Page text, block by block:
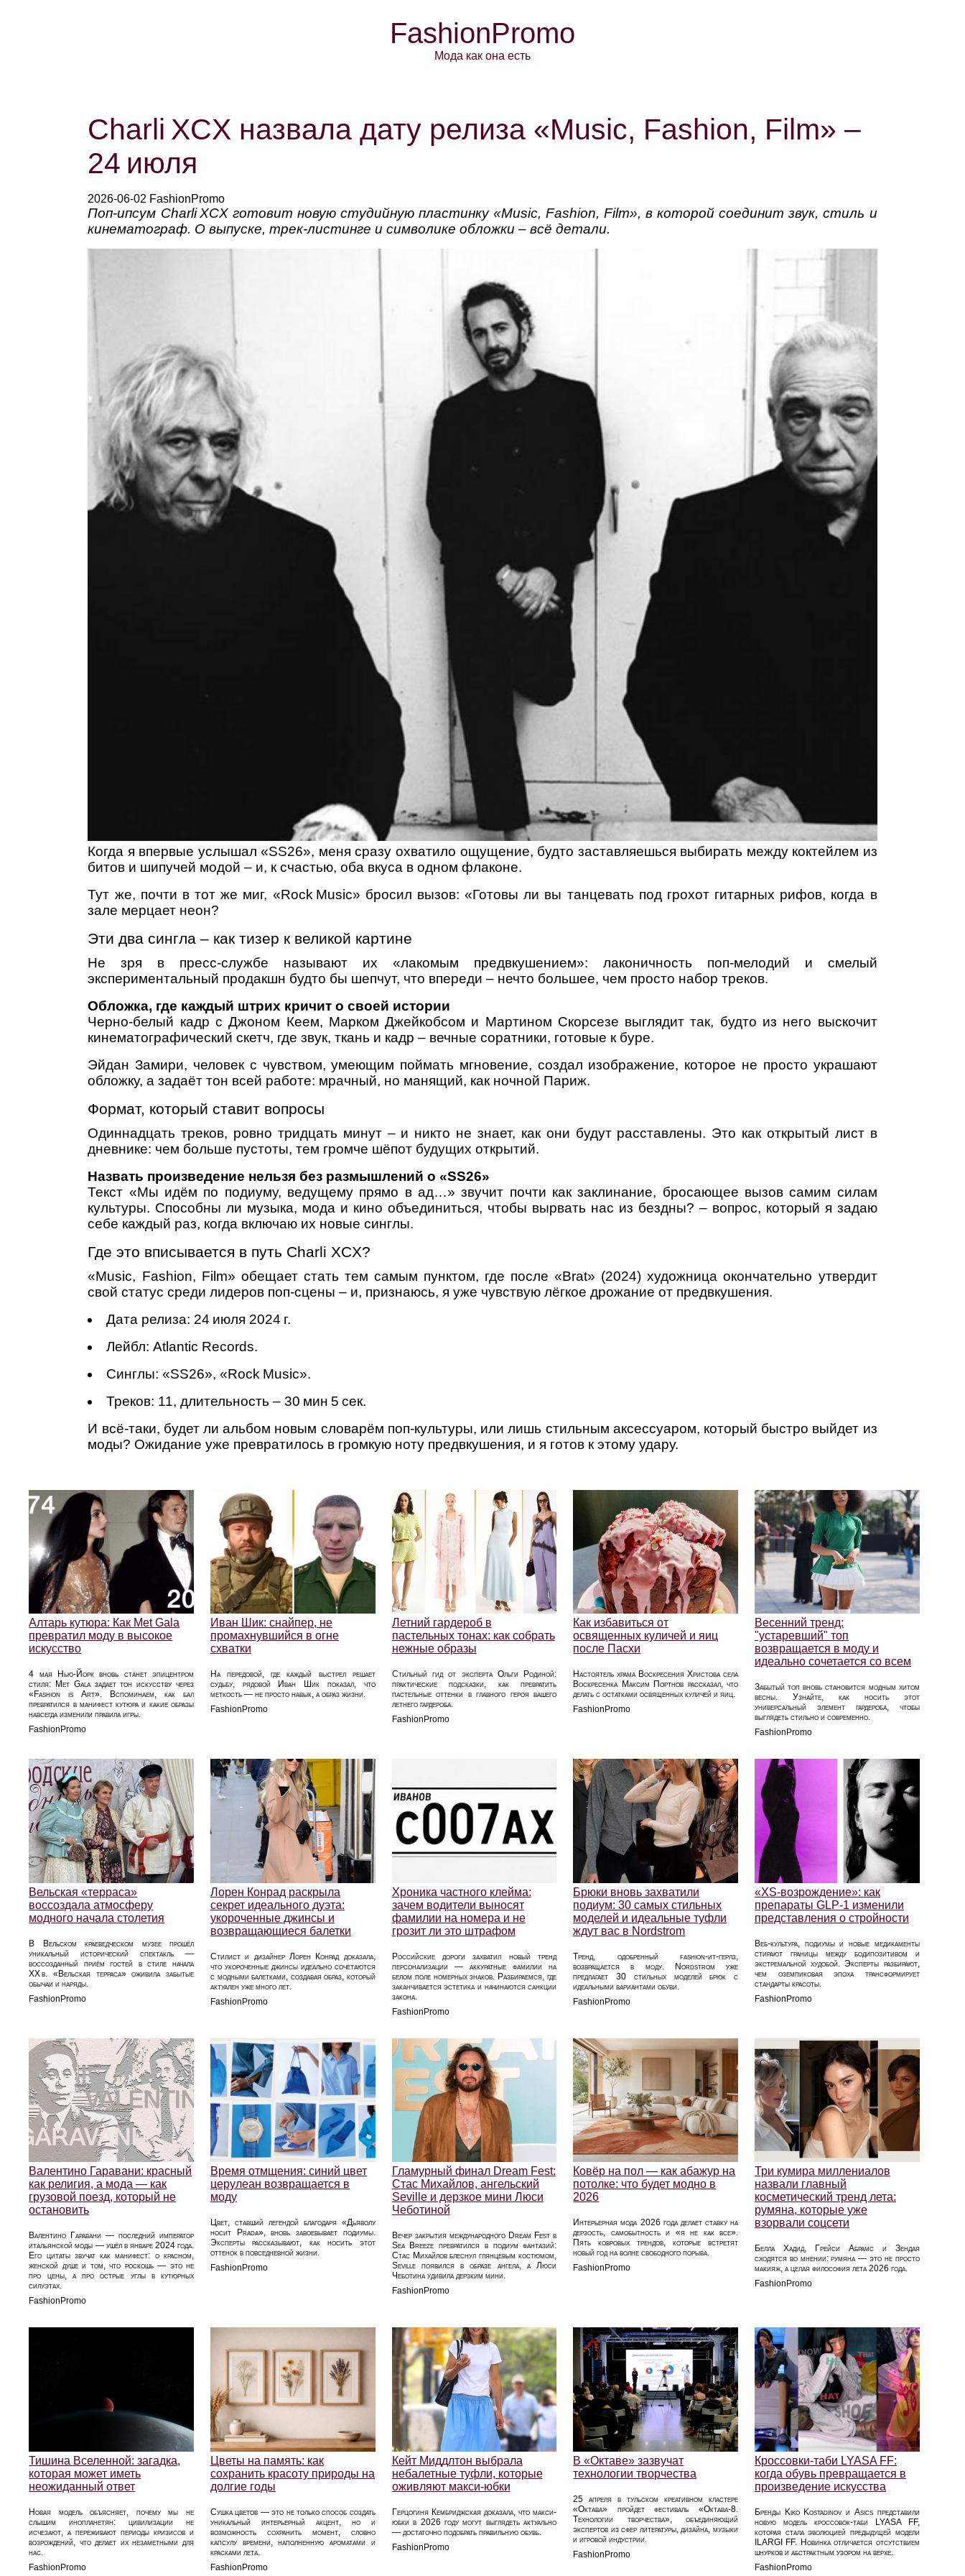
FashionPromo
Мода как она есть
Charli XCX назвала дату релиза «Music, Fashion, Film» –
24 июля
2026-06-02 FashionPromo
Поп-ипсум Charli XCX готовит новую студийную пластинку «Music, Fashion, Film», в которой соединит звук, стиль и
кинематограф. О выпуске, трек‑листинге и символике обложки – всё детали.
Когда я впервые услышал «SS26», меня сразу охватило ощущение, будто заставляешься выбирать между коктейлем из
битов и шипучей модой – и, к счастью, оба вкуса в одном флаконе.
Тут же, почти в тот же миг, «Rock Music» бросил вызов: «Готовы ли вы танцевать под грохот гитарных рифов, когда в
зале мерцает неон?
Эти два сингла – как тизер к великой картине
Не зря в пресс‑службе называют их «лакомым предвкушением»: лаконичность поп‑мелодий и смелый
экспериментальный продакшн будто бы шепчут, что впереди – нечто большее, чем просто набор треков.
Обложка, где каждый штрих кричит о своей истории
Черно‑белый кадр с Джоном Кеем, Марком Джейкобсом и Мартином Скорсезе выглядит так, будто из него выскочит
кинематографический скетч, где звук, ткань и кадр – вечные соратники, готовые к буре.
Эйдан Замири, человек с чувством, умеющим поймать мгновение, создал изображение, которое не просто украшают
обложку, а задаёт тон всей работе: мрачный, но манящий, как ночной Париж.
Формат, который ставит вопросы
Одиннадцать треков, ровно тридцать минут – и никто не знает, как они будут расставлены. Это как открытый лист в
дневнике: чем больше пустоты, тем громче шёпот будущих открытий.
Назвать произведение нельзя без размышлений о «SS26»
Текст «Мы идём по подиуму, ведущему прямо в ад…» звучит почти как заклинание, бросающее вызов самим силам
культуры. Способны ли музыка, мода и кино объединиться, чтобы вырвать нас из бездны? – вопрос, который я задаю
себе каждый раз, когда включаю их новые синглы.
Где это вписывается в путь Charli XCX?
«Music, Fashion, Film» обещает стать тем самым пунктом, где после «Brat» (2024) художница окончательно утвердит
свой статус среди лидеров поп‑сцены – и, признаюсь, я уже чувствую лёгкое дрожание от предвкушения.
Дата релиза: 24 июля 2024 г.
Лейбл: Atlantic Records.
Синглы: «SS26», «Rock Music».
Треков: 11, длительность – 30 мин 5 сек.
И всё-таки, будет ли альбом новым словарём поп‑культуры, или лишь стильным аксессуаром, который быстро выйдет из
моды? Ожидание уже превратилось в громкую ноту предвкушения, и я готов к этому удару.
Алтарь кутюра: Как Met Gala
превратил моду в высокое
искусство
4 мая Нью-Йорк вновь станет эпицентром
стиля: Met Gala задает тон искусству через
«Fashion is Art». Вспоминаем, как бал
превратился в манифест кутюра и какие образы
навсегда изменили правила игры.
FashionPromo
Иван Шик: снайпер, не
промахнувшийся в огне
схватки
На передовой, где каждый выстрел решает
судьбу, рядовой Иван Шик показал, что
меткость — не просто навык, а образ жизни.
FashionPromo
Летний гардероб в
пастельных тонах: как собрать
нежные образы
Стильный гид от эксперта Ольги Родиной:
практические подсказки, как превратить
пастельные оттенки в главного героя вашего
летнего гардероба.
FashionPromo
Как избавиться от
освященных куличей и яиц
после Пасхи
Настоятель храма Воскресения Христова села
Воскресенка Максим Портнов рассказал, что
делать с остатками освященных куличей и яиц.
FashionPromo
Весенний тренд:
"устаревший" топ
возвращается в моду и
идеально сочетается со всем
Забытый топ вновь становится модным хитом
весны. Узнайте, как носить этот
универсальный элемент гардероба, чтобы
выглядеть стильно и современно.
FashionPromo
Вельская «терраса»
воссоздала атмосферу
модного начала столетия
В Вельском краеведческом музее прошёл
уникальный исторический спектакль —
воссозданный приём гостей в стиле начала
XX в. «Вельская терраса» оживила забытые
обычаи и наряды.
FashionPromo
Лорен Конрад раскрыла
секрет идеального дуэта:
укороченные джинсы и
возвращающиеся балетки
Стилист и дизайнер Лорен Конрад доказала,
что укороченные джинсы идеально сочетаются
с модными балетками, создавая образ, который
актуален уже много лет.
FashionPromo
Хроника частного клейма:
зачем водители выносят
фамилии на номера и не
грозит ли это штрафом
Российские дороги захватил новый тренд
персонализации — аккуратные фамилии на
белом поле номерных знаков. Разбираемся, где
заканчивается эстетика и начинаются санкции
закона.
FashionPromo
Брюки вновь захватили
подиум: 30 самых стильных
моделей и идеальные туфли
ждут вас в Nordstrom
Тренд, одобренный fashion-ит-герлз,
возвращается в моду. Nordstrom уже
предлагает 30 стильных моделей брюк с
идеальными вариантами обуви.
FashionPromo
«XS‑возрождение»: как
препараты GLP‑1 изменили
представления о стройности
Веб‑культура, подиумы и новые медикаменты
стирают границы между бодипозитивом и
экстремальной худобой. Эксперты разбирают,
чем оземпиковая эпоха трансформирует
стандарты красоты.
FashionPromo
Валентино Гаравани: красный
как религия, а мода — как
грузовой поезд, который не
остановить
Валентино Гаравани — последний император
итальянской моды — ушёл в январе 2024 года.
Его цитаты звучат как манифест: о красном,
женской душе и том, что роскошь — это не
про цены, а про острые углы в кутюрных
силуэтах.
FashionPromo
Время отмщения: синий цвет
церулеан возвращается в
моду
Цвет, ставший легендой благодаря «Дьяволу
носит Prada», вновь завоевывает подиумы.
Эксперты рассказывают, как носить этот
оттенок в повседневной жизни.
FashionPromo
Гламурный финал Dream Fest:
Стас Михайлов, ангельский
Seville и дерзкое мини Люси
Чеботиной
Вечер закрытия международного Dream Fest в
Sea Breeze превратился в подиум фантазий:
Стас Михайлов блеснул глянцевым костюмом,
Seville появился в образе ангела, а Люси
Чеботина удивила дерзким мини.
FashionPromo
Ковёр на пол — как абажур на
потолке: что будет модно в
2026
Интерьерная мода 2026 года делает ставку на
дерзость, самобытность и «я не как все».
Пять ковровых трендов, которые встретят
новый год на волне свободного порыва.
FashionPromo
Три кумира миллениалов
назвали главный
косметический тренд лета:
румяна, которые уже
взорвали соцсети
Белла Хадид, Грейси Абрамс и Зендая
сходятся во мнении: румяна — это не просто
макияж, а целая философия лета 2026 года.
FashionPromo
Тишина Вселенной: загадка,
которая может иметь
неожиданный ответ
Новая модель объясняет, почему мы не
слышим инопланетян: цивилизации не
исчезают, а переживают периоды кризисов и
возрождений, что делает их незаметными для
нас.
FashionPromo
Цветы на память: как
сохранить красоту природы на
долгие годы
Сушка цветов — это не только способ создать
уникальный интерьерный акцент, но и
возможность сохранить момент, словно
капсулу времени, наполненную ароматами и
красками лета.
FashionPromo
Кейт Миддлтон выбрала
небалетные туфли, которые
оживляют макси-юбки
Герцогиня Кембриджская доказала, что макси-
юбки в 2026 году могут выглядеть актуально
— достаточно подобрать правильную обувь.
FashionPromo
В «Октаве» зазвучат
технологии творчества
25 апреля в тульском креативном кластере
«Октава» пройдет фестиваль «Октава-8.
Технологии творчества», объединяющий
экспертов из сфер литературы, дизайна, музыки
и игровой индустрии.
FashionPromo
Кроссовки-таби LYASA FF:
когда обувь превращается в
произведение искусства
Бренды Kiko Kostadinov и Asics представили
новую модель кроссовок-таби LYASA FF,
которая стала эволюцией предыдущей модели
ILARGI FF. Новинка отличается отсутствием
шнурков и абстрактным узором на верхе.
FashionPromo